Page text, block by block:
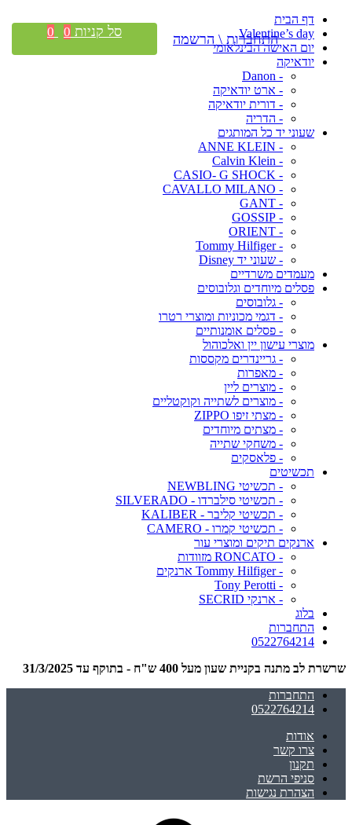
דף הבית
Valentine’s day
יום האישה הבינלאומי
יודאיקה
- Danon
- ארט יודאיקה
- דורית יודאיקה
- הדריה
שעוני יד כל המותגים
- ANNE KLEIN
- Calvin Klein
- CASIO- G SHOCK
- CAVALLO MILANO
- GANT
- GOSSIP
- ORIENT
- Tommy Hilfiger
- שעוני יד Disney
מעמדים משרדיים
פסלים מיוחדים וגלובוסים
- גלובוסים
- דגמי מכוניות ומוצרי רטרו
- פסלים אומנותיים
מוצרי עישון יין ואלכוהול
- גריינדרים מקססות
- מאפרות
- מוצרים ליין
- מוצרים לשתייה וקוקטליים
- מצתי זיפו ZIPPO
- מצתים מיוחדים
- משחקי שתייה
- פלאסקים
תכשיטים
- תכשיטי NEWBLING
- תכשיטי סילברדו - SILVERADO
- תכשיטי קליבר - KALIBER
- תכשיטי קמרו - CAMERO
ארנקים תיקים ומוצרי עור
- RONCATO מזוודות
- Tommy Hilfiger ארנקים
- Tony Perotti
- ארנקי SECRID
בלוג
התחברות
0522764214
שרשרת לב מתנה בקניית שעון מעל 400 ש"ח - בתוקף עד 31/3/2025
התחברות
0522764214
אודות
צרו קשר
תקנון
סניפי הרשת
הצהרת נגישות
התחברות \ הרשמה סל קניות 0
0